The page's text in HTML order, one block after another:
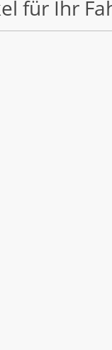
für Ihr